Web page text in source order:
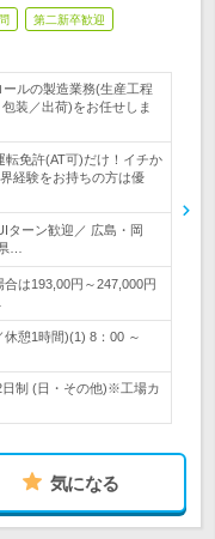
第二新卒歓迎
ールの製造業務(生産工程
装／出荷)をお任せしま
転免許(AT可)だけ！イチか
経験をお持ちの方は優
ターン歓迎／ 広島・岡
…
は193,00円～247,000円
憩1時間)(1) 8：00 ～
制 (日・その他)※工場カ
気になる